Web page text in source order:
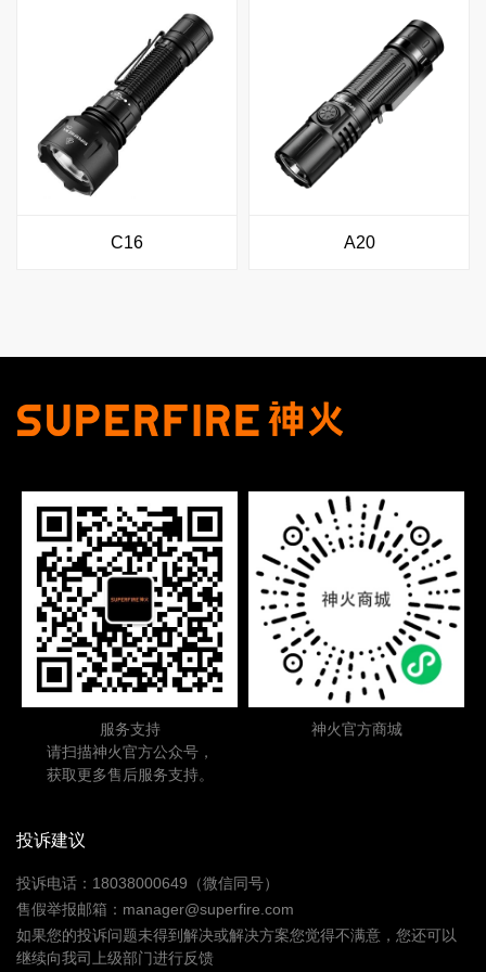
C16 A20
服务支持
请扫描神火官方公众号，
获取更多售后服务支持。
神火官方商城
投诉建议
投诉电话：18038000649（微信同号）
售假举报邮箱：manager@superfire.com
如果您的投诉问题未得到解决或解决方案您觉得不满意，您还可以
继续向我司上级部门进行反馈